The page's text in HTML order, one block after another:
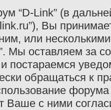
“D-Link” (в
Вы
или
Мы оставляем за
постараемся
обращаться к
Ваше с ними